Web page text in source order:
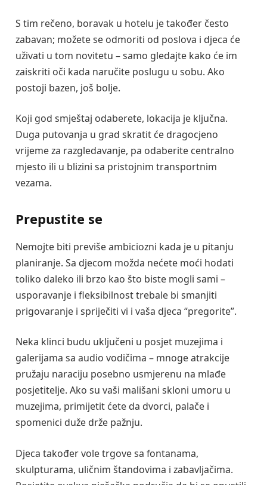
S tim rečeno, boravak u hotelu je također često
zabavan; možete se odmoriti od poslova i djeca će
uživati u tom novitetu – samo gledajte kako će im
zaiskriti oči kada naručite poslugu u sobu. Ako
postoji bazen, još bolje.
Koji god smještaj odaberete, lokacija je ključna.
Duga putovanja u grad skratit će dragocjeno
vrijeme za razgledavanje, pa odaberite centralno
mjesto ili u blizini sa pristojnim transportnim
vezama.
Prepustite se
Nemojte biti previše ambiciozni kada je u pitanju
planiranje. Sa djecom možda nećete moći hodati
toliko daleko ili brzo kao što biste mogli sami –
usporavanje i fleksibilnost trebale bi smanjiti
prigovaranje i spriječiti vi i vaša djeca “pregorite”.
Neka klinci budu uključeni u posjet muzejima i
galerijama sa audio vodičima – mnoge atrakcije
pružaju naraciju posebno usmjerenu na mlađe
posjetitelje. Ako su vaši mališani skloni umoru u
muzejima, primijetit ćete da dvorci, palače i
spomenici duže drže pažnju.
Djeca također vole trgove sa fontanama,
skulpturama, uličnim štandovima i zabavljačima.